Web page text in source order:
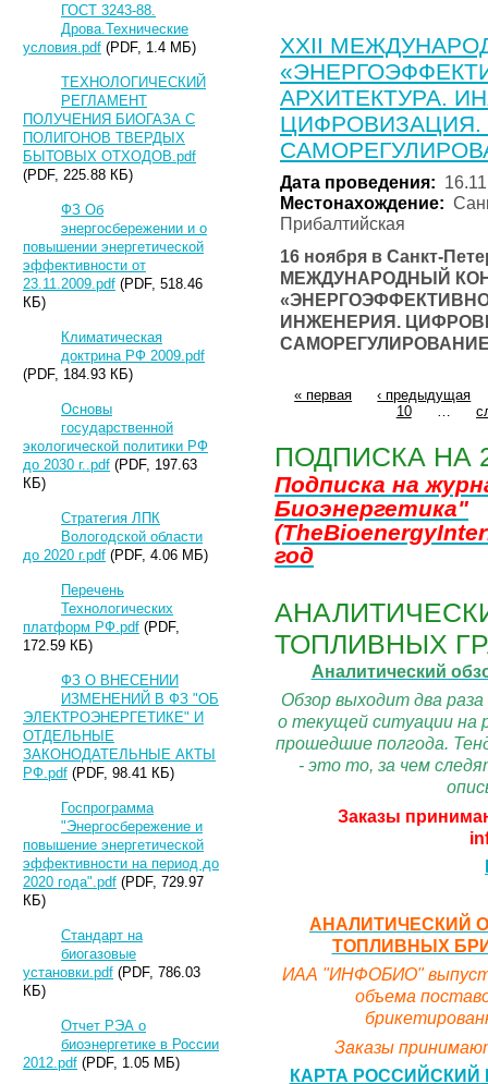
ГОСТ 3243-88.
Дрова.Технические
условия.pdf (PDF, 1.4 МБ)
ТЕХНОЛОГИЧЕСКИЙ
РЕГЛАМЕНТ
ПОЛУЧЕНИЯ БИОГАЗА С
ПОЛИГОНОВ ТВЕРДЫХ
БЫТОВЫХ ОТХОДОВ.pdf
(PDF, 225.88 КБ)
ФЗ Об
энергосбережении и о
повышении энергетической
эффективности от
23.11.2009.pdf (PDF, 518.46
КБ)
Климатическая
доктрина РФ 2009.pdf
(PDF, 184.93 КБ)
Основы
государственной
экологической политики РФ
до 2030 г..pdf (PDF, 197.63
КБ)
Стратегия ЛПК
Вологодской области
до 2020 г.pdf (PDF, 4.06 МБ)
Перечень
Технологических
платформ РФ.pdf (PDF,
172.59 КБ)
ФЗ О ВНЕСЕНИИ
ИЗМЕНЕНИЙ В ФЗ "ОБ
ЭЛЕКТРОЭНЕРГЕТИКЕ" И
ОТДЕЛЬНЫЕ
ЗАКОНОДАТЕЛЬНЫЕ АКТЫ
РФ.pdf (PDF, 98.41 КБ)
Госпрограмма
"Энергосбережение и
повышение энергетической
эффективности на период до
2020 года".pdf (PDF, 729.97
КБ)
Стандарт на
биогазовые
установки.pdf (PDF, 786.03
КБ)
Отчет РЭА о
биоэнергетике в России
2012.pdf (PDF, 1.05 МБ)
XХII
АРХИТЕКТУРА.
ЦИФРОВИЗАЦИЯ.
Дата проведения:
Местонахождение:
Прибалтийская
16 ноября в Санкт-
МЕЖДУНАРОДНЫЙ
ИНЖЕНЕРИЯ.
« первая
‹ предыдущая
10
…
ПОДПИСКА НА
Подписка на
Биоэнергетика"
год
ТОПЛИВНЫХ
Аналитический
Обзор выходит два
о текущей ситуации на
прошедшие полгода.
- это то, за чем
Заказы
АНАЛИТИЧЕСКИЙ
ТОПЛИВНЫХ
ИАА "ИНФОБИО"
объема
Заказы
КАРТА РОССИЙСКИЙ